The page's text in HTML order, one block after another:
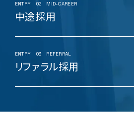
ENTRY 02 MID-CAREER
中途採用
ENTRY 03 REFERRAL
リファラル採用